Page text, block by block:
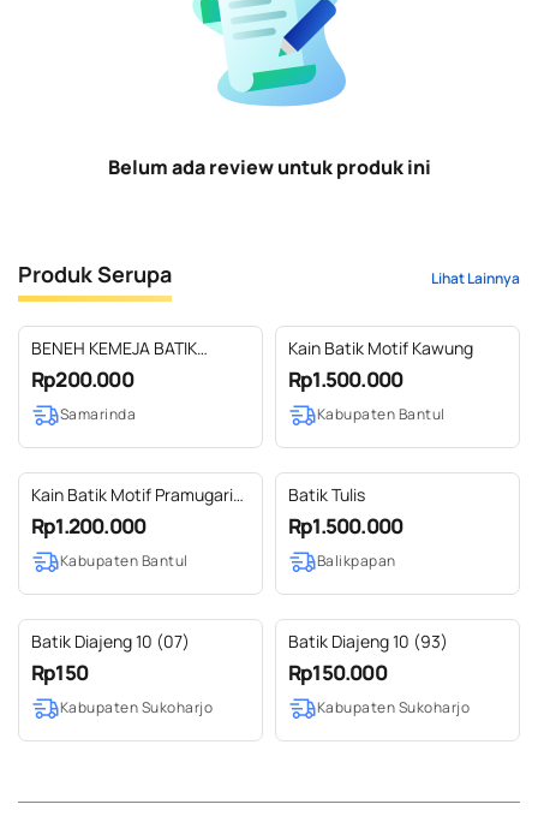
Belum ada review untuk produk ini
Produk Serupa Lihat Lainnya
BENEH KEMEJA BATIK
KALTIM KERAH REVERE SIZE
S
Rp200.000
Samarinda
Kain Batik Motif Kawung
Rp1.500.000
Kabupaten Bantul
Kain Batik Motif Pramugari
Latar Kembang Pacar
Rp1.200.000
Kabupaten Bantul
Batik Tulis
Rp1.500.000
Balikpapan
Batik Diajeng 10 (07)
Rp150
Kabupaten Sukoharjo
Batik Diajeng 10 (93)
Rp150.000
Kabupaten Sukoharjo